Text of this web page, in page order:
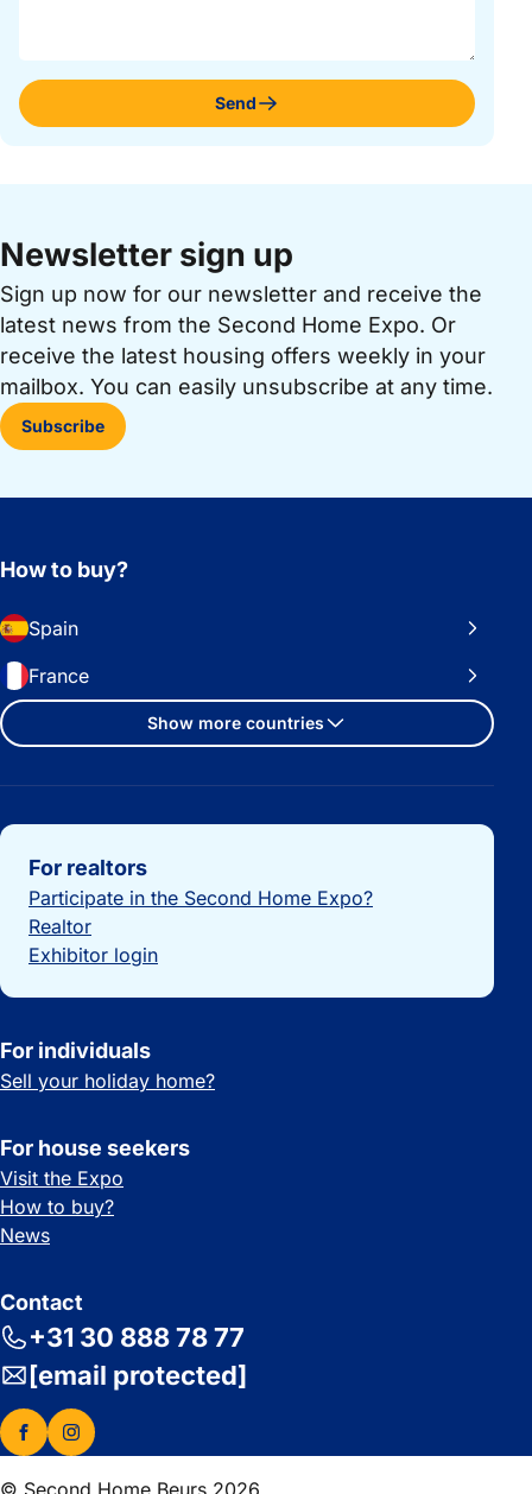
Send
Newsletter sign up
Sign up now for our newsletter and receive the
latest news from the Second Home Expo. Or
receive the latest housing offers weekly in your
mailbox. You can easily unsubscribe at any time.
Subscribe
How to buy?
Spain
France
Show more countries
Important links
For realtors
Participate in the Second Home Expo?
Realtor
Exhibitor login
For individuals
Sell your holiday home?
For house seekers
Visit the Expo
How to buy?
News
Contact
+31 30 888 78 77
[email protected]
© Second Home Beurs 2026